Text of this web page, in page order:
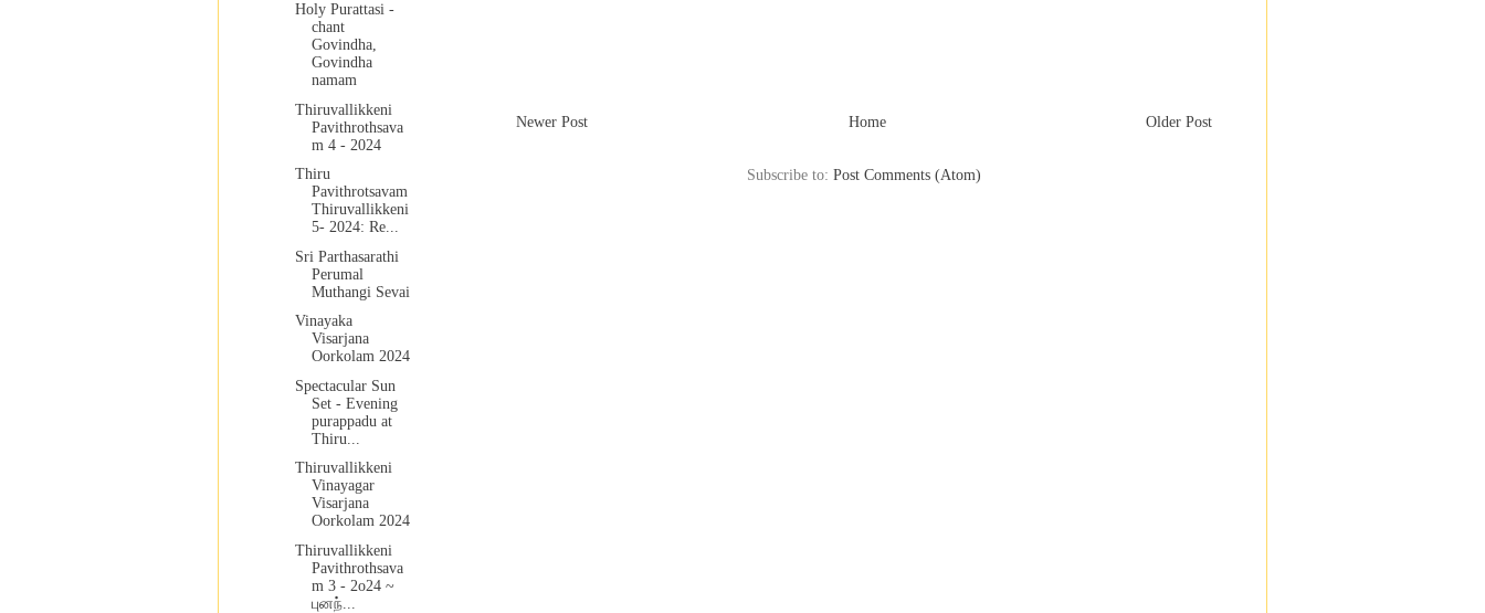
Newer Post Older Post
Home
Subscribe to: Post Comments (Atom)
Holy Purattasi -
chant
Govindha,
Govindha
namam
Thiruvallikkeni
Pavithrothsava
m 4 - 2024
Thiru
Pavithrotsavam
Thiruvallikkeni
5- 2024: Re...
Sri Parthasarathi
Perumal
Muthangi Sevai
Vinayaka
Visarjana
Oorkolam 2024
Spectacular Sun
Set - Evening
purappadu at
Thiru...
Thiruvallikkeni
Vinayagar
Visarjana
Oorkolam 2024
Thiruvallikkeni
Pavithrothsava
m 3 - 2o24 ~
புனந்...